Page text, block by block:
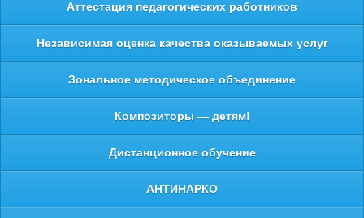
Аттестация педагогических работников
Независимая оценка качества оказываемых услуг
Зональное методическое объединение
Композиторы — детям!
Дистанционное обучение
АНТИНАРКО